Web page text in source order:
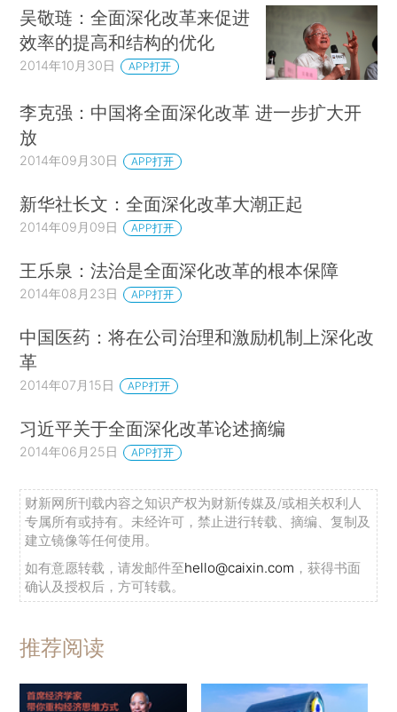
吴敬琏：全面深化改革来促进
效率的提高和结构的优化
2014年10月30日 APP打开
李克强：中国将全面深化改革 进一步扩大开
放
2014年09月30日 APP打开
新华社长文：全面深化改革大潮正起
2014年09月09日 APP打开
王乐泉：法治是全面深化改革的根本保障
2014年08月23日 APP打开
中国医药：将在公司治理和激励机制上深化改
革
2014年07月15日 APP打开
习近平关于全面深化改革论述摘编
2014年06月25日 APP打开
财新网所刊载内容之知识产权为财新传媒及/或相关权利人
专属所有或持有。未经许可，禁止进行转载、摘编、复制及
建立镜像等任何使用。
如有意愿转载，请发邮件至hello@caixin.com ，获得书面
确认及授权后，方可转载。
推荐阅读